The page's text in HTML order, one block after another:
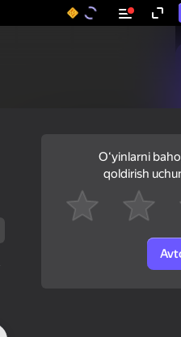
Oʻyinlarni
qoldirish